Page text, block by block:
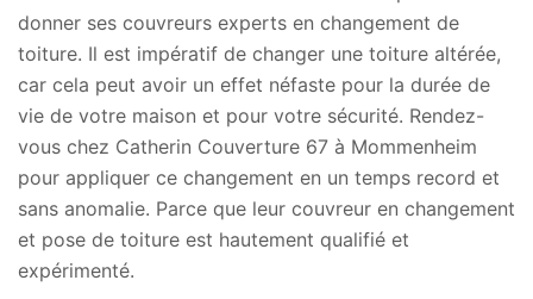
donner ses couvreurs experts en changement de
toiture. Il est impératif de changer une toiture altérée,
car cela peut avoir un effet néfaste pour la durée de
vie de votre maison et pour votre sécurité. Rendez-
vous chez Catherin Couverture 67 à Mommenheim
pour appliquer ce changement en un temps record et
sans anomalie. Parce que leur couvreur en changement
et pose de toiture est hautement qualifié et
expérimenté.